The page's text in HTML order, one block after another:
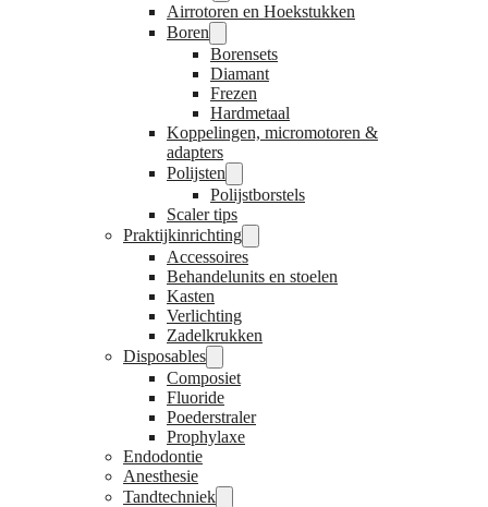
Airrotoren en Hoekstukken
Boren
Borensets
Diamant
Frezen
Hardmetaal
Koppelingen, micromotoren &
adapters
Polijsten
Polijstborstels
Scaler tips
Praktijkinrichting
Accessoires
Behandelunits en stoelen
Kasten
Verlichting
Zadelkrukken
Disposables
Composiet
Fluoride
Poederstraler
Prophylaxe
Endodontie
Anesthesie
Tandtechniek